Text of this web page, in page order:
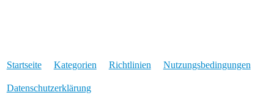
Startseite Kategorien Richtlinien Nutzungsbedingungen
Datenschutzerklärung